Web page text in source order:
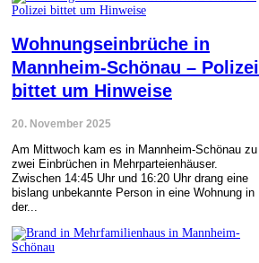
Wohnungseinbrüche in
Mannheim-Schönau – Polizei
bittet um Hinweise
20. November 2025
Am Mittwoch kam es in Mannheim-Schönau zu
zwei Einbrüchen in Mehrparteienhäuser.
Zwischen 14:45 Uhr und 16:20 Uhr drang eine
bislang unbekannte Person in eine Wohnung in
der...